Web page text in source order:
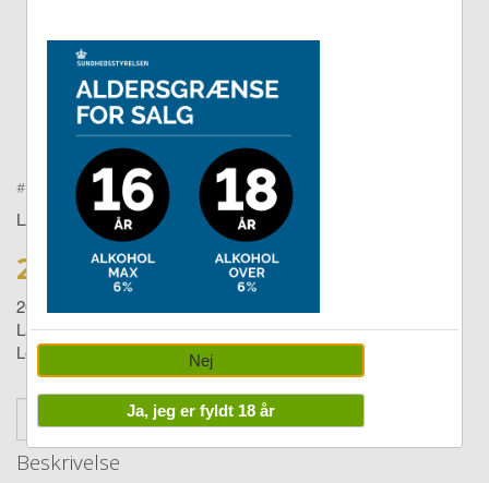
Double tap to zoom
# 27500438
LAKRIDS BY BÜLOW
219,00 DKK
265,00
Large classic caramel 550g
Levering:4-14 dage
Læg i Kurv
Beskrivelse
Nej
Ja, jeg er fyldt 18 år